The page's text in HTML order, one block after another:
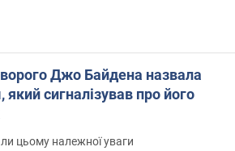
Джо Байдена назвала
сигналізував про його
цьому належної уваги